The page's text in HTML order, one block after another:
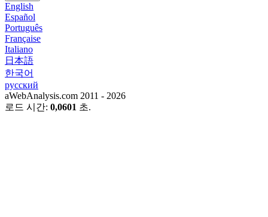
English
Español
Português
Française
Italiano
日本語
한국어
русский
aWebAnalysis.com 2011 - 2026
로드 시간: 0,0601 초.